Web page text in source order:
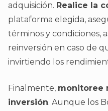
adquisición. Realice la
plataforma elegida,
términos y condiciones,
reinversión en caso de
invirtiendo los
Finalmente, monitoree
inversión. Aunque los